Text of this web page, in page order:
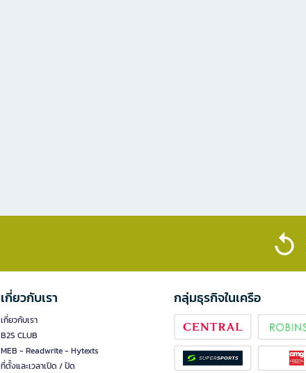
เกี่ยวกับเรา
เกี่ยวกับเรา
B2S CLUB
MEB - Readwrite - Hytexts
ที่ตั้งและเวลาเปิด / ปิด
กลุ่มธุรกิจในเครือ